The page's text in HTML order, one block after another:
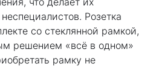
Розетка
со стеклянной рамкой,
решением «всё в одном»
рамку не